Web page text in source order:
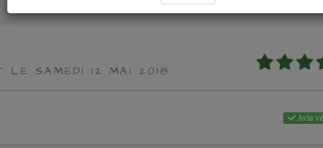
Ambiance :
LE SAMEDI 12 MAI 2018
Avis